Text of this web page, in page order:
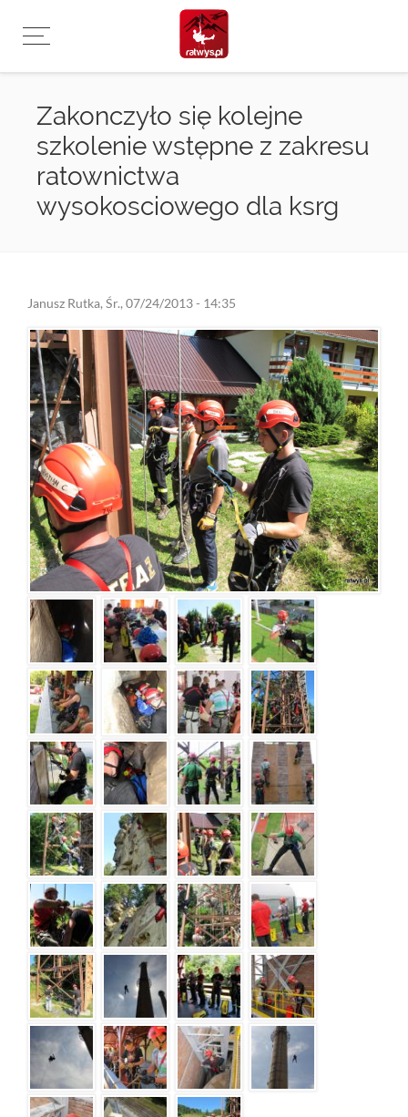
Zakonczyło się kolejne
szkolenie wstępne z zakresu
ratownictwa
wysokosciowego dla ksrg
Janusz Rutka, Śr., 07/24/2013 - 14:35